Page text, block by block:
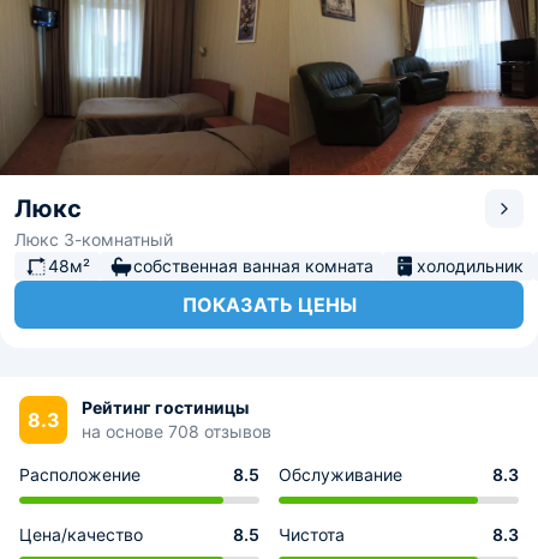
Люкс
Люкс 3-комнатный
48м²
собственная ванная комната холодильник
ПОКАЗАТЬ ЦЕНЫ
8.3
Рейтинг гостиницы
на основе 708 отзывов
Расположение 8.5 Обслуживание 8.3
Цена/качество 8.5 Чистота 8.3